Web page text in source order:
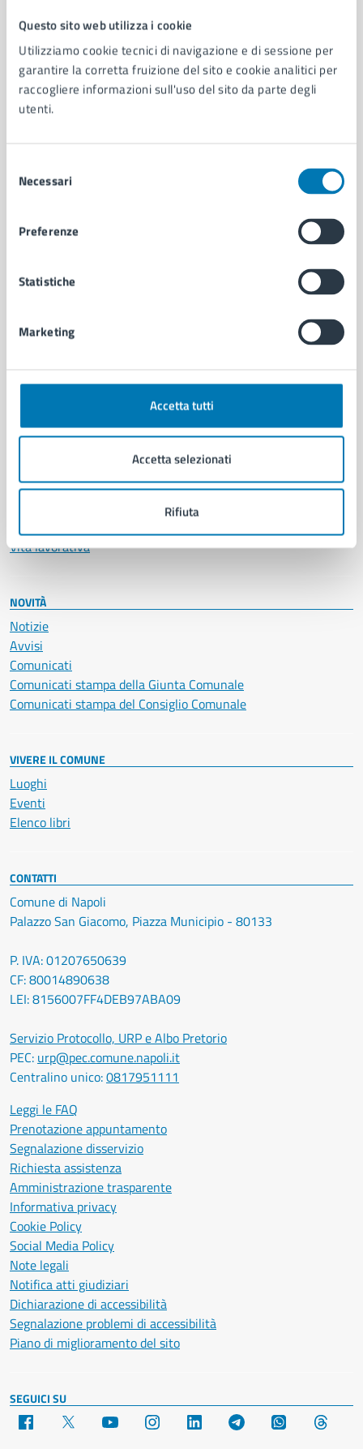
Questo sito web utilizza i cookie
Utilizziamo cookie tecnici di navigazione e di sessione per
garantire la corretta fruizione del sito e cookie analitici per
raccogliere informazioni sull'uso del sito da parte degli
utenti.
delNecessari
Preferenze
Statistiche
Marketing
Accetta tutti
Accetta selezionati
Rifiuta
Comune di Napoli
AMMINISTRAZIONE
Aree amministrative
Uffici
Personale amministrativo
Intranet, posta aziendale e protocollo
CATEGORIE DI SERVIZIO
Autorizzazioni
Documenti e certificati
Educazione e formazione
Giustizia e sicurezza pubblica
Imprese e commercio
Salute, benessere e assistenza
Vita lavorativa
NOVITÀ
Notizie
Avvisi
Comunicati
Comunicati stampa della Giunta Comunale
Comunicati stampa del Consiglio Comunale
VIVERE IL COMUNE
Luoghi
Eventi
Elenco libri
CONTATTI
Comune di Napoli
Palazzo San Giacomo, Piazza Municipio - 80133
P. IVA: 01207650639
CF: 80014890638
LEI: 8156007FF4DEB97ABA09
Servizio Protocollo, URP e Albo Pretorio
PEC: urp@pec.comune.napoli.it
Centralino unico:0817951111
Leggi le FAQ
Prenotazione appuntamento
Segnalazione disservizio
Richiesta assistenza
Amministrazione trasparente
Informativa privacy
Cookie Policy
Social Media Policy
Note legali
Notifica atti giudiziari
Dichiarazione di accessibilità
Segnalazione problemi di accessibilità
Piano di miglioramento del sito
SEGUICI SU
Facebook YouTube Instagram LinkedIn Telegram WhatsApp